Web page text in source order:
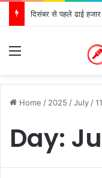
दिसंबर से पहले ढाई
Home / 2025 /July /11
Day: